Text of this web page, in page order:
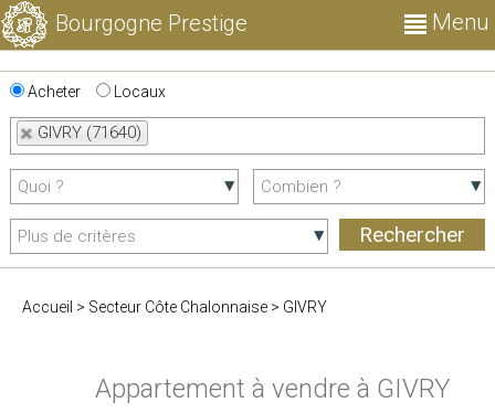
Bourgogne Prestige Menu
Acheter Locaux
GIVRY (71640)
Accueil > Secteur Côte Chalonnaise > GIVRY
Appartement à vendre à GIVRY